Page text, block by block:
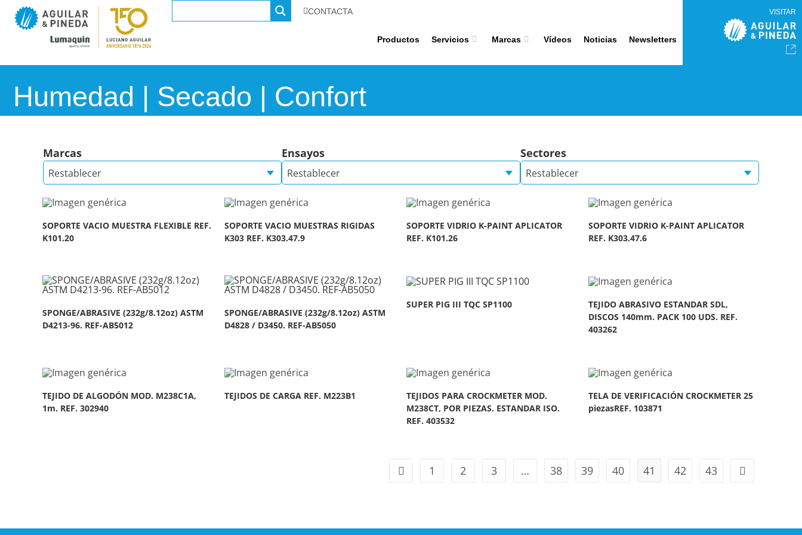
CONTACTA
Productos Servicios Marcas Vídeos Noticias Newsletters
VISITAR
Humedad | Secado | Confort
Marcas
Restablecer
Ensayos
Restablecer
Sectores
Restablecer
SOPORTE VACIO MUESTRA FLEXIBLE REF.
K101.20
SOPORTE VACIO MUESTRAS RIGIDAS
K303 REF. K303.47.9
SOPORTE VIDRIO K-PAINT APLICATOR
REF. K101.26
SOPORTE VIDRIO K-PAINT APLICATOR
REF. K303.47.6
SPONGE/ABRASIVE (232g/8.12oz) ASTM
D4213-96. REF-AB5012
SPONGE/ABRASIVE (232g/8.12oz) ASTM
D4828 / D3450. REF-AB5050
SUPER PIG III TQC SP1100
TEJIDO ABRASIVO ESTANDAR SDL,
DISCOS 140mm. PACK 100 UDS. REF.
403262
TEJIDO DE ALGODÓN MOD. M238C1A,
1m. REF. 302940
TEJIDOS DE CARGA REF. M223B1
TEJIDOS PARA CROCKMETER MOD.
M238CT, POR PIEZAS. ESTANDAR ISO.
REF. 403532
TELA DE VERIFICACIÓN CROCKMETER 25
piezasREF. 103871
1 2 3 … 38 39 40 41 42 43